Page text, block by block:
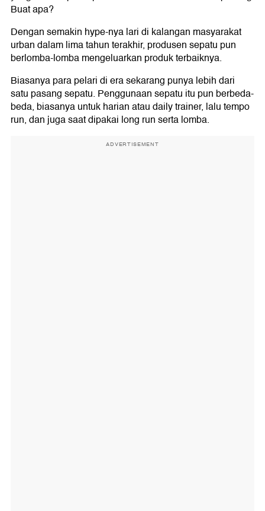
Buat apa?
Dengan semakin hype-nya lari di kalangan masyarakat
urban dalam lima tahun terakhir, produsen sepatu pun
berlomba-lomba mengeluarkan produk terbaiknya.
Biasanya para pelari di era sekarang punya lebih dari
satu pasang sepatu. Penggunaan sepatu itu pun berbeda-
beda, biasanya untuk harian atau daily trainer, lalu tempo
run, dan juga saat dipakai long run serta lomba.
ADVERTISEMENT